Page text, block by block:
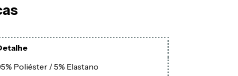
Poliéster / 5% Elastano